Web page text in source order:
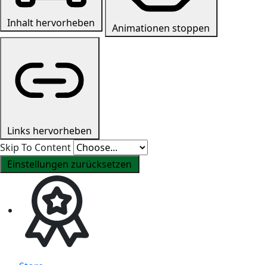
Inhalt hervorheben Animationen stoppen
Links hervorheben
Skip To Content
Einstellungen zurücksetzen